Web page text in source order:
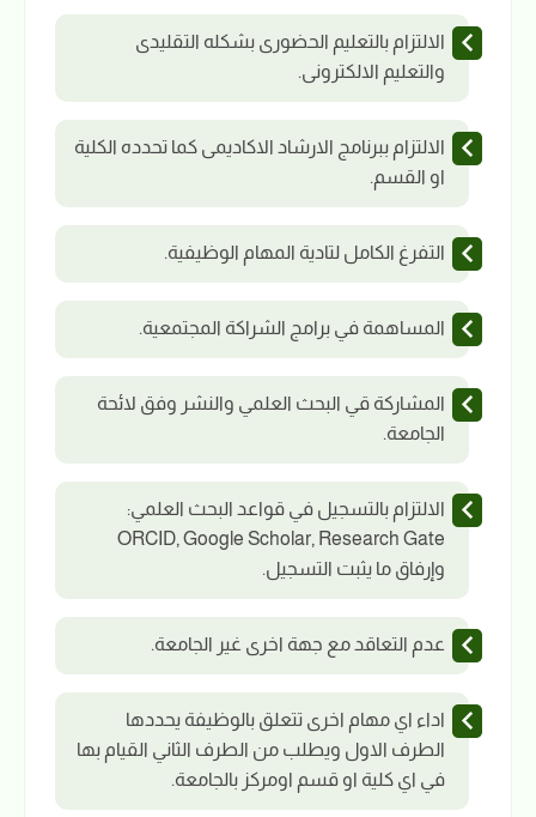
الالتزام بالتعليم الحضورى بشكله التقليدى
والتعليم الالكترونى.
الالتزام ببرنامج الارشاد الاكاديمى كما تحدده الكلية
او القسم.
التفرغ الكامل لتادية المهام الوظيفية.
المساهمة في برامج الشراكة المجتمعية.
المشاركة قي البحث العلمي والنشر وفق لائحة
الجامعة.
الالتزام بالتسجيل في قواعد البحث العلمي:
ORCID, Google Scholar, Research Gate
وإرفاق ما يثبت التسجيل.
عدم التعاقد مع جهة اخرى غير الجامعة.
اداء اي مهام اخرى تتعلق بالوظيفة يحددها
الطرف الاول ويطلب من الطرف الثاني القيام بها
في اي كلية او قسم اومركز بالجامعة.